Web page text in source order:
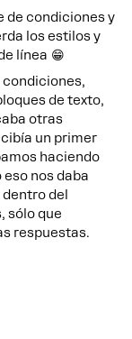
de condiciones y
los estilos y
línea 😁
condiciones,
de texto,
otras
un primer
haciendo
eso nos daba
del
sólo que
respuestas.